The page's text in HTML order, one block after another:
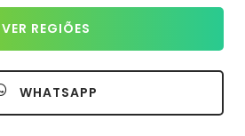
VER REGIÕES
WHATSAPP